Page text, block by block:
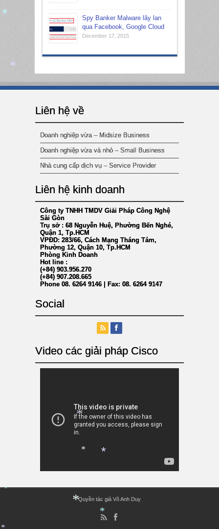
Spy Banker Malware lây lan
qua Facebook, Google Cloud
December 17, 2015
Liên hệ về
Doanh nghiệp vừa – Midsize Business
Doanh nghiệp vừa và nhỏ – Small Business
Nhà cung cấp dịch vụ – Service Provider
Liên hệ kinh doanh
Công ty TNHH TMDV Giải Pháp Công Nghệ
Sài Gòn
Trụ sở : 68 Nguyễn Huệ, Phường Bến Nghé,
Quận 1, Tp.HCM
VPĐD: 283/66, Cách Mạng Tháng Tám,
Phường 12, Quận 10, Tp.HCM
Phòng Kinh Doanh
Hot line :
(+84) 903.956.270
(+84) 907.208.665
Phone 08. 6264 9146 | Fax: 08. 6264 9147
Social
Video các giải pháp Cisco
Quyền tác giả Võ Anh Duy
*
*
*
*